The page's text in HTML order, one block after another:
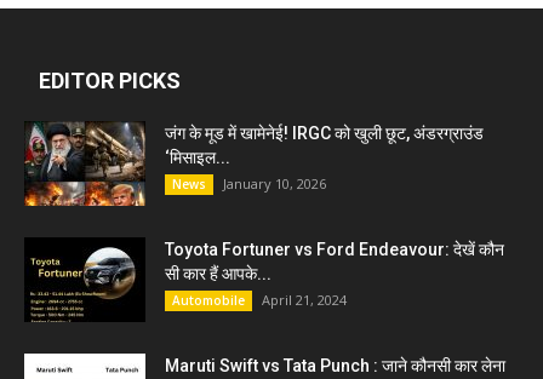
EDITOR PICKS
जंग के मूड में खामेनेई! IRGC को खुली छूट, अंडरग्राउंड
‘मिसाइल...
News January 10, 2026
Toyota Fortuner vs Ford Endeavour: देखें कौन
सी कार हैं आपके...
Automobile April 21, 2024
Maruti Swift vs Tata Punch : जाने कौनसी कार लेना